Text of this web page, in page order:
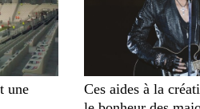
une
Ces aides à la